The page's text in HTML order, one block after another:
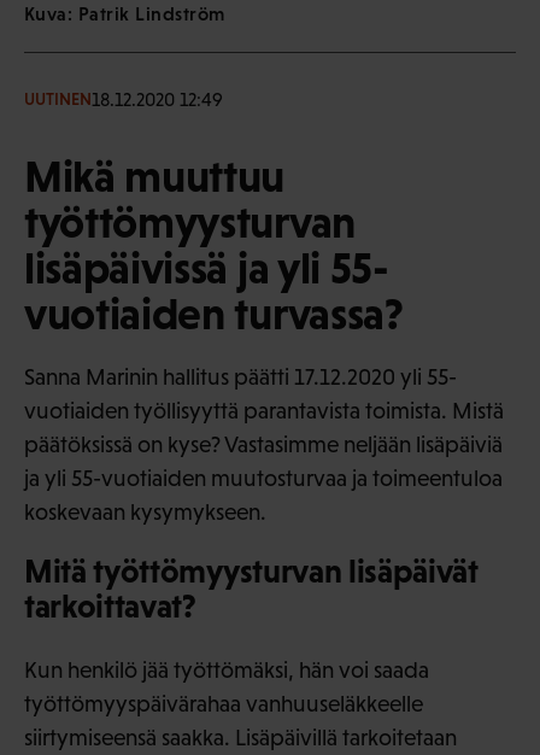
Kuva: Patrik Lindström
UUTINEN18.12.2020 12:49
Mikä muuttuu
työttömyysturvan
lisäpäivissä ja yli 55-
vuotiaiden turvassa?
Sanna Marinin hallitus päätti 17.12.2020 yli 55-
vuotiaiden työllisyyttä parantavista toimista. Mistä
päätöksissä on kyse? Vastasimme neljään lisäpäiviä
ja yli 55-vuotiaiden muutosturvaa ja toimeentuloa
koskevaan kysymykseen.
Mitä työttömyysturvan lisäpäivät
tarkoittavat?
Kun henkilö jää työttömäksi, hän voi saada
työttömyyspäivärahaa vanhuuseläkkeelle
siirtymiseensä saakka. Lisäpäivillä tarkoitetaan